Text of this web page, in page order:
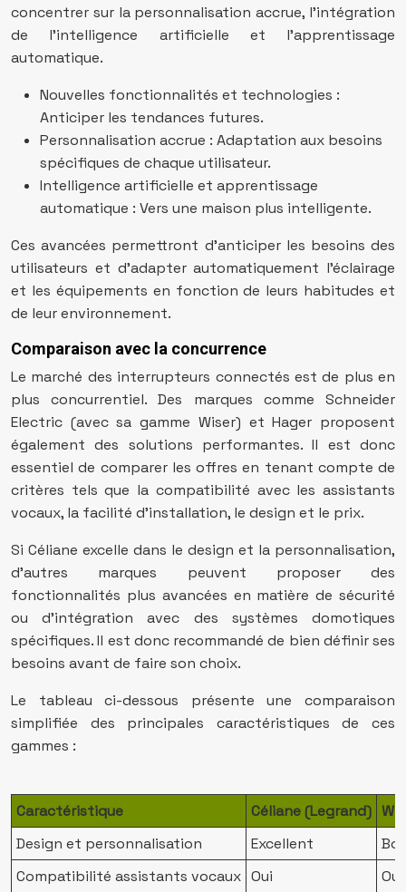
concentrer sur la personnalisation accrue, l’intégration
de l’intelligence artificielle et l’apprentissage
automatique.
Nouvelles fonctionnalités et technologies :
Anticiper les tendances futures.
Personnalisation accrue : Adaptation aux besoins
spécifiques de chaque utilisateur.
Intelligence artificielle et apprentissage
automatique : Vers une maison plus intelligente.
Ces avancées permettront d’anticiper les besoins des
utilisateurs et d’adapter automatiquement l’éclairage
et les équipements en fonction de leurs habitudes et
de leur environnement.
Comparaison avec la concurrence
Le marché des interrupteurs connectés est de plus en
plus concurrentiel. Des marques comme Schneider
Electric (avec sa gamme Wiser) et Hager proposent
également des solutions performantes. Il est donc
essentiel de comparer les offres en tenant compte de
critères tels que la compatibilité avec les assistants
vocaux, la facilité d’installation, le design et le prix.
Si Céliane excelle dans le design et la personnalisation,
d’autres marques peuvent proposer des
fonctionnalités plus avancées en matière de sécurité
ou d’intégration avec des systèmes domotiques
spécifiques. Il est donc recommandé de bien définir ses
besoins avant de faire son choix.
Le tableau ci-dessous présente une comparaison
simplifiée des principales caractéristiques de ces
gammes :
Caractéristique Céliane (Legrand)
Design et personnalisation
Excellent
Compatibilité assistants vocaux Oui Oui